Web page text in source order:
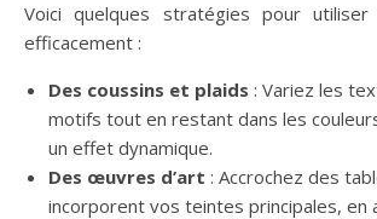
Voici quelques stratégies pour utiliser
efficacement :
Des coussins et plaids : Variez les
motifs tout en restant dans les
un effet dynamique.
Des œuvres d’art : Accrochez des
incorporent vos teintes principales, en